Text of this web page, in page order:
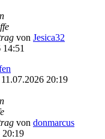
von Jesica32
14:51
11.07.2026 20:19
von donmarcus
20:19